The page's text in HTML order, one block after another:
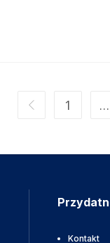
1 …
Kontakt